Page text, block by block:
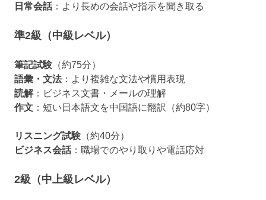
日常会話：より長めの会話や指示を聞き取る
準2級（中級レベル）
筆記試験 （約75分）
語彙・文法：より複雑な文法や慣用表現
読解：ビジネス文書・メールの理解
作文 ：短い日本語文を中国語に翻訳（約80字）
リスニング試験 （約40分）
ビジネス会話：職場でのやり取りや電話応対
2級（中上級レベル）